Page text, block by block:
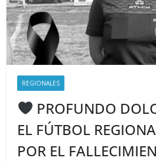
REGIONALES
PROFUNDO
EL FÚTBOL
POR EL